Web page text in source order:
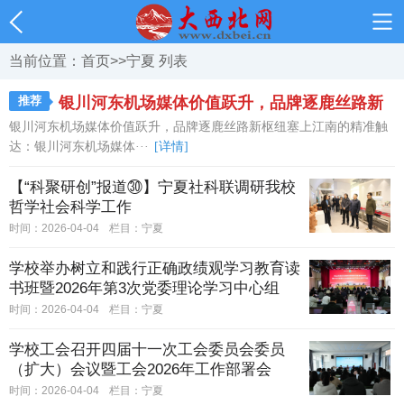
当前位置： 首页>>宁夏 列表
推荐
银川河东机场媒体价值跃升，品牌逐鹿丝路新
枢纽
银川河东机场媒体价值跃升，品牌逐鹿丝路新枢纽塞上江南的精准触
达：银川河东机场媒体···
[详情]
【“科聚研创”报道㉚】宁夏社科联调研我校
哲学社会科学工作
时间：2026-04-04 栏目： 宁夏
学校举办树立和践行正确政绩观学习教育读
书班暨2026年第3次党委理论学习中心组
（扩大）学习会
时间：2026-04-04 栏目： 宁夏
学校工会召开四届十一次工会委员会委员
（扩大）会议暨工会2026年工作部署会
时间：2026-04-04 栏目： 宁夏